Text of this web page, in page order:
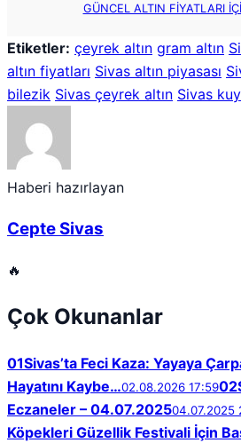
GÜNCEL ALTIN FİYATLARI
Etiketler: çeyrek altın gram altın
altın fiyatları Sivas altın piyasası
bilezik Sivas çeyrek altın Sivas
Haberi hazırlayan
Cepte Sivas
🔥
Çok Okunanlar
01Sivas’ta Feci Kaza: Yayaya
Hayatını Kaybe…02.08.2026 17:5902
Eczaneler – 04.07.202504.07.2025
Köpekleri Güzellik Festivali İçin